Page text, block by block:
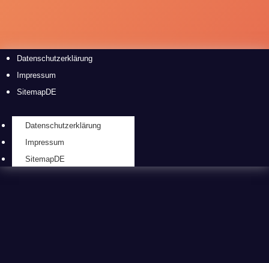
Datenschutzerklärung
Impressum
SitemapDE
Datenschutzerklärung
Impressum
SitemapDE